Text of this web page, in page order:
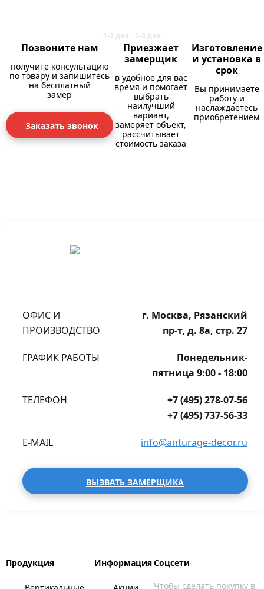
Позвоните нам
получите консультацию
по товару и запишитесь
на бесплатный
замер
Заказать звонок
Приезжает
замерщик
в удобное для вас
время и помогает
выбрать
наилучший
вариант,
замеряет объект,
рассчитывает
стоимость заказа
Изготовление
и установка в
срок
Вы принимаете
работу и
наслаждаетесь
приобретением
ОФИС И
ПРОИЗВОДСТВО
г. Москва, Рязанский
пр-т, д. 8а, стр. 27
ГРАФИК РАБОТЫ
Понедельник-
пятница 9:00 - 18:00
ТЕЛЕФОН
+7 (495) 278-07-56
+7 (495) 737-56-33
E-MAIL info@anturage-decor.ru
ВЫЗВАТЬ ЗАМЕРЩИКА
Продукция ИнформацияСоцсети
Чтобы сделать покупку в